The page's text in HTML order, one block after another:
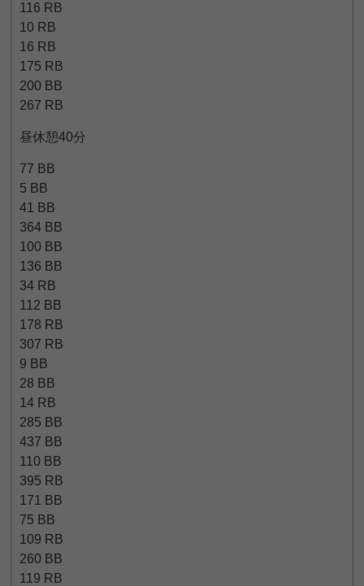
116 RB
10 RB
16 RB
175 RB
200 BB
267 RB
昼休憩40分
77 BB
5 BB
41 BB
364 BB
100 BB
136 BB
34 RB
112 BB
178 RB
307 RB
9 BB
28 BB
14 RB
285 BB
437 BB
110 BB
395 RB
171 BB
75 BB
109 RB
260 BB
119 RB